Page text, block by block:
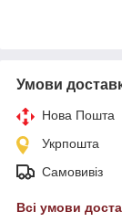
Умови
Нова Пошта
Укрпошта
Самовивіз
Всі умови